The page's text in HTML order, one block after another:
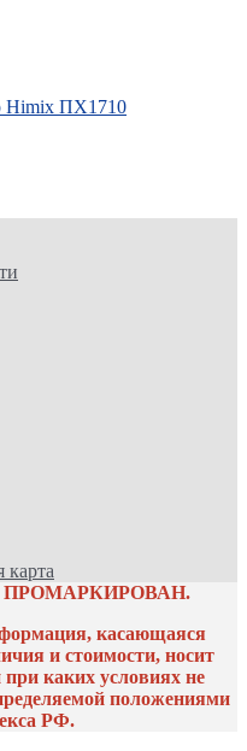
Himix ПХ1710
карта
ПРОМАРКИРОВАН.
касающаяся
и стоимости, носит
каких условиях не
положениями
РФ.